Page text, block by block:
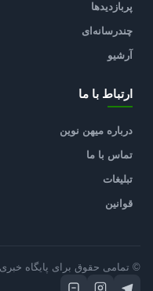
پربازدیدها
چندرسانه‌ای
آرشیو
ارتباط با ما
درباره میهن نوین
تماس با ما
تبلیغات
قوانین
© تمامی حقوق برای پایگاه خبری